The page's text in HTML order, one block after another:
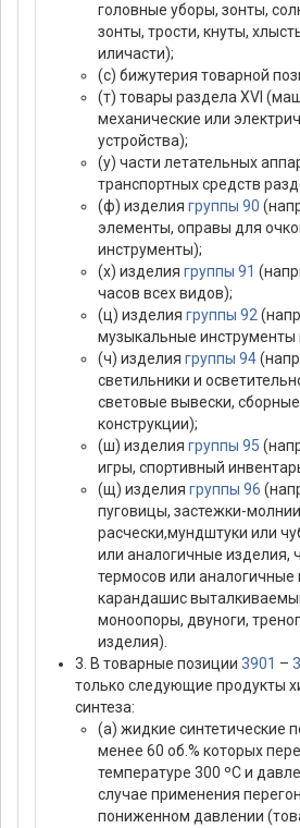
головные уборы, зонты,
зонты, трости, кнуты,
иличасти);
(с) бижутерия товарной
(т) товары раздела XVI
механические или
устройства);
(у) части летательных
транспортных средств
(ф) изделия группы 90
элементы, оправы для
инструменты);
(х) изделия группы 91
часов всех видов);
(ц) изделия группы 92
музыкальные инструменты
(ч) изделия группы 94
светильники и
световые вывески,
конструкции);
(ш) изделия группы 95
игры, спортивный
(щ) изделия группы 96
пуговицы, застежки-
расчески,мундштуки или
или аналогичные изделия,
термосов или аналогичные
карандашис
моноопоры, двуноги,
изделия).
3. В товарные позиции 3901 –
только следующие продукты
синтеза:
(а) жидкие синтетические
менее 60 об.% которых
температуре 300 ºС и
случае применения
пониженном давлении